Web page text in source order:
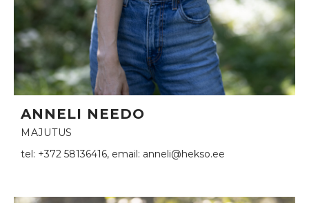
ANNELI NEEDO
MAJUTUS
tel: +372 58136416, email: anneli@hekso.ee